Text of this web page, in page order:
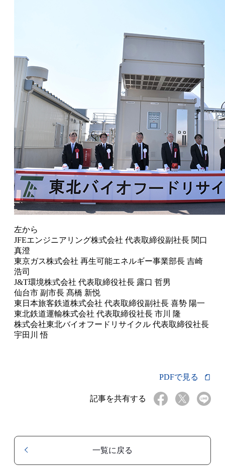
左から
JFEエンジニアリング株式会社 代表取締役副社長 関口
真澄
東京ガス株式会社 再生可能エネルギー事業部長 吉崎
浩司
J&T環境株式会社 代表取締役社長 露口 哲男
仙台市 副市長 髙橋 新悦
東日本旅客鉄道株式会社 代表取締役副社長 喜㔟 陽一
東北鉄道運輸株式会社 代表取締役社長 市川 隆
株式会社東北バイオフードリサイクル 代表取締役社長
宇田川 悟
PDFで見る
記事を共有する
一覧に戻る